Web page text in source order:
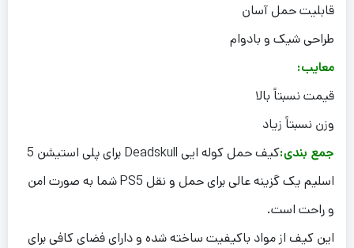
قابلیت حمل آسان
طراحی شیک و بادوام
معایب:
قیمت نسبتاً بالا
وزن نسبتاً زیاد
جمع بندی:
کیف حمل کوله ایی Deadskull برای پلی استیشن 5
اسلیم یک گزینه عالی برای حمل و نقل PS5 شما به صورت امن
و راحت است.
این کیف از مواد باکیفیت ساخته شده و دارای فضای کافی برای